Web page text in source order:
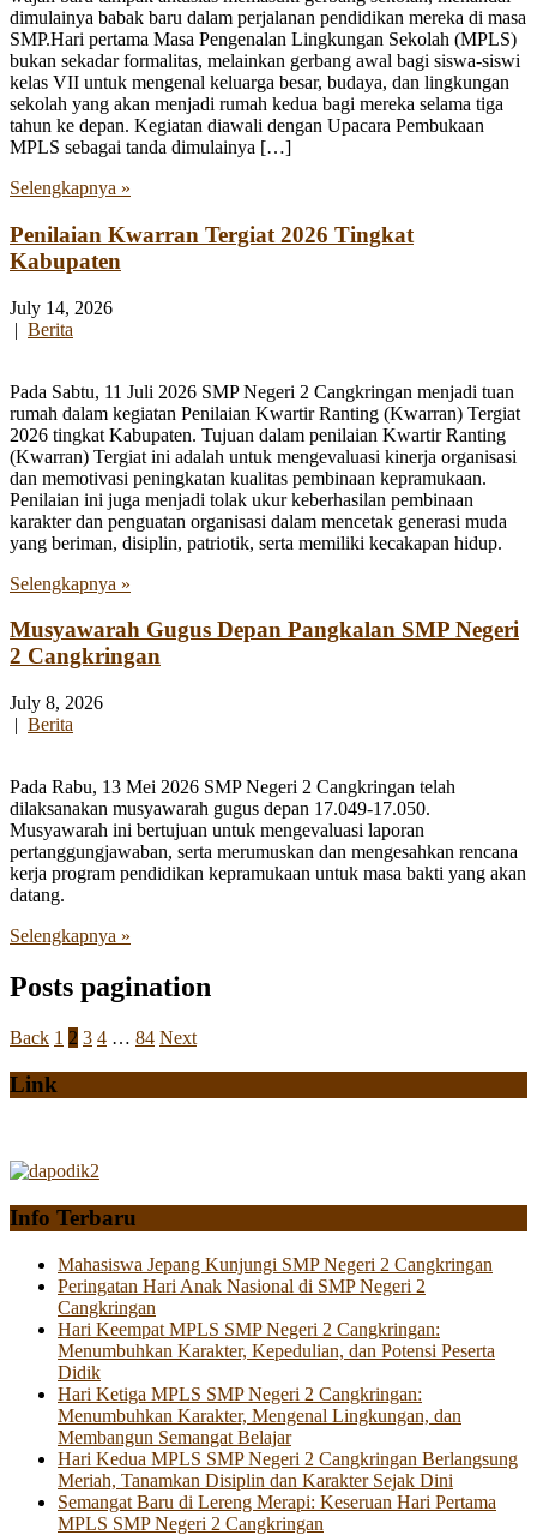
dimulainya babak baru dalam perjalanan pendidikan mereka di masa
SMP.Hari pertama Masa Pengenalan Lingkungan Sekolah (MPLS)
bukan sekadar formalitas, melainkan gerbang awal bagi siswa-siswi
kelas VII untuk mengenal keluarga besar, budaya, dan lingkungan
sekolah yang akan menjadi rumah kedua bagi mereka selama tiga
tahun ke depan. Kegiatan diawali dengan Upacara Pembukaan
MPLS sebagai tanda dimulainya […]
Selengkapnya »
Penilaian Kwarran Tergiat 2026 Tingkat
Kabupaten
July 14, 2026
| Berita
Pada Sabtu, 11 Juli 2026 SMP Negeri 2 Cangkringan menjadi tuan
rumah dalam kegiatan Penilaian Kwartir Ranting (Kwarran) Tergiat
2026 tingkat Kabupaten. Tujuan dalam penilaian Kwartir Ranting
(Kwarran) Tergiat ini adalah untuk mengevaluasi kinerja organisasi
dan memotivasi peningkatan kualitas pembinaan kepramukaan.
Penilaian ini juga menjadi tolak ukur keberhasilan pembinaan
karakter dan penguatan organisasi dalam mencetak generasi muda
yang beriman, disiplin, patriotik, serta memiliki kecakapan hidup.
Selengkapnya »
Musyawarah Gugus Depan Pangkalan SMP Negeri
2 Cangkringan
July 8, 2026
| Berita
Pada Rabu, 13 Mei 2026 SMP Negeri 2 Cangkringan telah
dilaksanakan musyawarah gugus depan 17.049-17.050.
Musyawarah ini bertujuan untuk mengevaluasi laporan
pertanggungjawaban, serta merumuskan dan mengesahkan rencana
kerja program pendidikan kepramukaan untuk masa bakti yang akan
datang.
Selengkapnya »
Posts pagination
Back 1 2 3 4 … 84 Next
Link
Info Terbaru
Mahasiswa Jepang Kunjungi SMP Negeri 2 Cangkringan
Peringatan Hari Anak Nasional di SMP Negeri 2
Cangkringan
Hari Keempat MPLS SMP Negeri 2 Cangkringan:
Menumbuhkan Karakter, Kepedulian, dan Potensi Peserta
Didik
Hari Ketiga MPLS SMP Negeri 2 Cangkringan:
Menumbuhkan Karakter, Mengenal Lingkungan, dan
Membangun Semangat Belajar
Hari Kedua MPLS SMP Negeri 2 Cangkringan Berlangsung
Meriah, Tanamkan Disiplin dan Karakter Sejak Dini
Semangat Baru di Lereng Merapi: Keseruan Hari Pertama
MPLS SMP Negeri 2 Cangkringan